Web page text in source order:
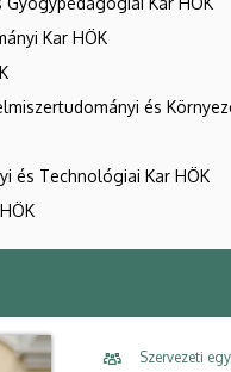
Kar HÖK
és
és Technológiai Kar HÖK
Szervezeti